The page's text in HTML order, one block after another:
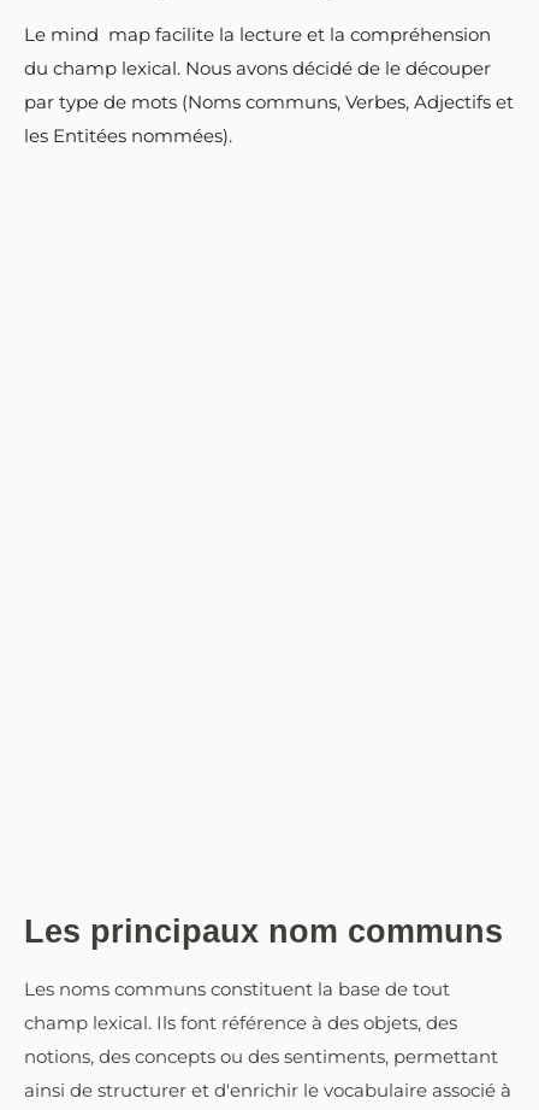
Le mind map facilite la lecture et la compréhension
du champ lexical. Nous avons décidé de le découper
par type de mots (Noms communs, Verbes, Adjectifs et
les Entitées nommées).
Les principaux nom communs
Les noms communs constituent la base de tout
champ lexical. Ils font référence à des objets, des
notions, des concepts ou des sentiments, permettant
ainsi de structurer et d'enrichir le vocabulaire associé à